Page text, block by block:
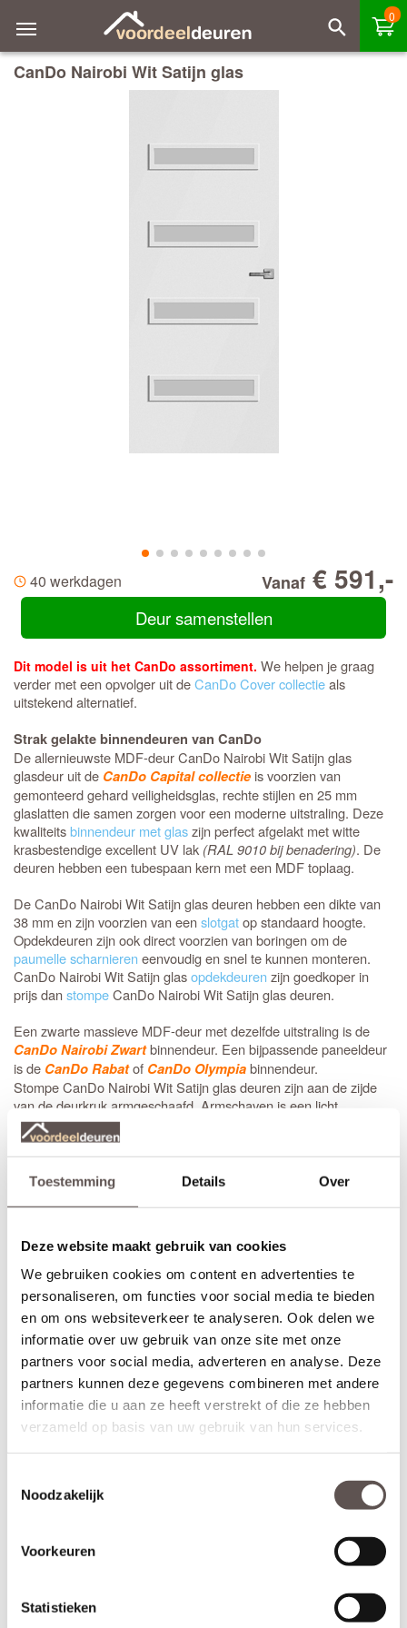
Toestemming Details Over
Deze website maakt gebruik van cookies
We gebruiken cookies om content en advertenties te
personaliseren, om functies voor social media te bieden
en om ons websiteverkeer te analyseren. Ook delen we
informatie over uw gebruik van onze site met onze
partners voor social media, adverteren en analyse. Deze
partners kunnen deze gegevens combineren met andere
informatie die u aan ze heeft verstrekt of die ze hebben
verzameld op basis van uw gebruik van hun services.
Noodzakelijk
Voorkeuren
Statistieken
0
CanDo Nairobi Wit Satijn glas
40 werkdagen Vanaf € 591,-
Deur samenstellen
Dit model is uit het CanDo assortiment. We helpen je graag
verder met een opvolger uit deCanDo Cover collectieals
uitstekend alternatief.
Strak gelakte binnendeuren van CanDo
De allernieuwste MDF-deur CanDo Nairobi Wit Satijn glas
glasdeur uit de CanDo Capital collectie is voorzien van
gemonteerd gehard veiligheidsglas, rechte stijlen en 25 mm
glaslatten die samen zorgen voor een moderne uitstraling. Deze
kwaliteitsbinnendeur met glaszijn perfect afgelakt met witte
krasbestendige excellent UV lak (RAL 9010 bij benadering). De
deuren hebben een tubespaan kern met een MDF toplaag.
De CanDo Nairobi Wit Satijn glas deuren hebben een dikte van
38 mm en zijn voorzien van eenslotgatop standaard hoogte.
Opdekdeuren zijn ook direct voorzien van boringen om de
paumelle scharnieren eenvoudig en snel te kunnen monteren.
CanDo Nairobi Wit Satijn glasopdekdeuren zijn goedkoper in
prijs danstompeCanDo Nairobi Wit Satijn glas deuren.
Een zwarte massieve MDF-deur met dezelfde uitstraling is de
CanDo Nairobi Zwartbinnendeur. Een bijpassende paneeldeur
is de CanDo Rabatof CanDo Olympiabinnendeur.
Stompe CanDo Nairobi Wit Satijn glas deuren zijn aan de zijde
van de deurkruk armgeschaafd. Armschaven is een licht
afgeschuinde zijde van 2 mm waardoor de stompe deur
makkelijker in het kozijn sluit. De draairichting is van belang bij
zowel een stompe als een opdekdeur.
kant en klaar om afgehangen geleverd worden? Bestel dan een
mooi bijpassend deurbeslagpakket. Bestel je een nieuwe deur uit
de Capital collectie in combinatie met een bijpassend
deurbeslag
pakket, dan maakt CanDo de juiste frezingen alvast voor je in de
deur.
Belangrijk!
Controleer nogmaals goed de gekozen afmetingen en uitvoering.
CanDo Nairobi Wit Satijn glas afgelakte binnendeuren zijn
maatwerkdeuren en kunnen niet geruild, geannuleerd of retour
gebracht worden. De deur wordt geleverd met 10 jaar garantie.
(Bewerkingen zoals een extra tochtvaldorpel verlengt de levertijd
met 3 werkdagen)
Liever niet zo lang wachten op jouw nieuwe deur? Kijk dan bij de
collectie, deze deuren worden kant en klaar